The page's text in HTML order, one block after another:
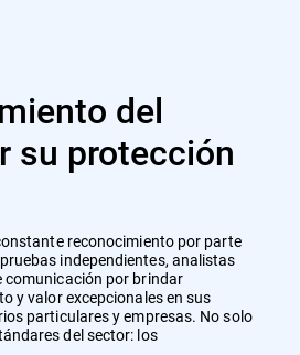
del
su protección
reconocimiento por parte
independientes, analistas
comunicación por brindar
y valor excepcionales en sus
particulares y empresas. No solo
del sector: los